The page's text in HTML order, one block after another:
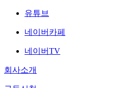
유튜브
네이버카페
네이버TV
회사소개